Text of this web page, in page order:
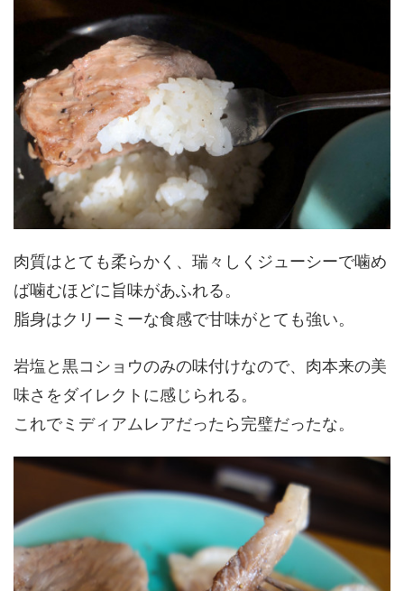
肉質はとても柔らかく、瑞々しくジューシーで噛め
ば噛むほどに旨味があふれる。
脂身はクリーミーな食感で甘味がとても強い。
岩塩と黒コショウのみの味付けなので、肉本来の美
味さをダイレクトに感じられる。
これでミディアムレアだったら完璧だったな。